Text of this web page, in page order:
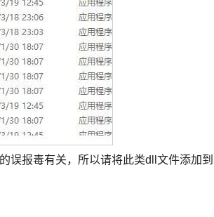
误报毒有关，所以请将此类dll文件添加到